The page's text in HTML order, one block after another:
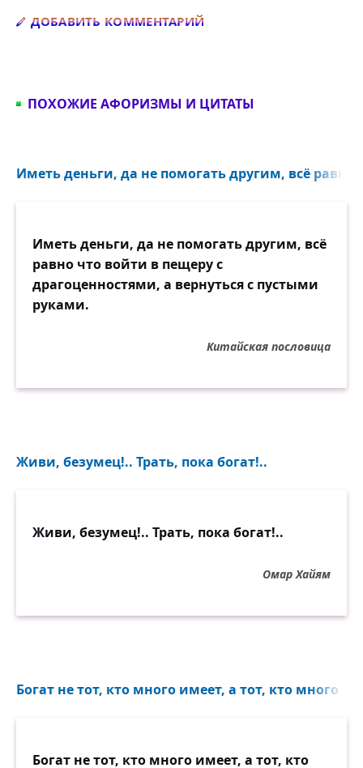
ДОБАВИТЬ КОММЕНТАРИЙ
ПОХОЖИЕ АФОРИЗМЫ И ЦИТАТЫ
Иметь деньги, да не помогать другим, всё равно
Иметь деньги, да не помогать другим, всё
равно что войти в пещеру с
драгоценностями, а вернуться с пустыми
руками.
Китайская пословица
Живи, безумец!.. Трать, пока богат!..
Живи, безумец!.. Трать, пока богат!..
Омар Хайям
Богат не тот, кто много имеет, а тот, кто много
Богат не тот, кто много имеет, а тот, кто